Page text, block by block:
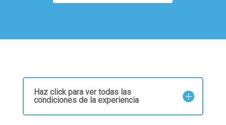
Haz click para ver todas las
condiciones de la experiencia